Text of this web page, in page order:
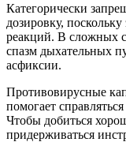
Категорически
дозировку,
реакций. В сложных
спазм дыхательных
асфиксии.
Противовирусные
помогает
Чтобы добиться
придерживаться